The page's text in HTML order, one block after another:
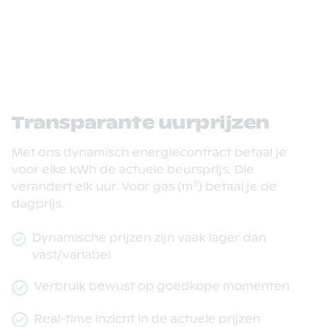
Transparante uurprijzen
Met ons dynamisch energiecontract betaal je
voor elke kWh de actuele beursprijs. Die
verandert elk uur. Voor gas (m 3 ) betaal je de
dagprijs.
Dynamische prijzen zijn vaak lager dan
vast/variabel
Verbruik bewust op goedkope momenten
Real-time inzicht in de actuele prijzen